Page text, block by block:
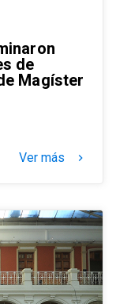
de
Magíster
Ver más keyboard_arrow_right